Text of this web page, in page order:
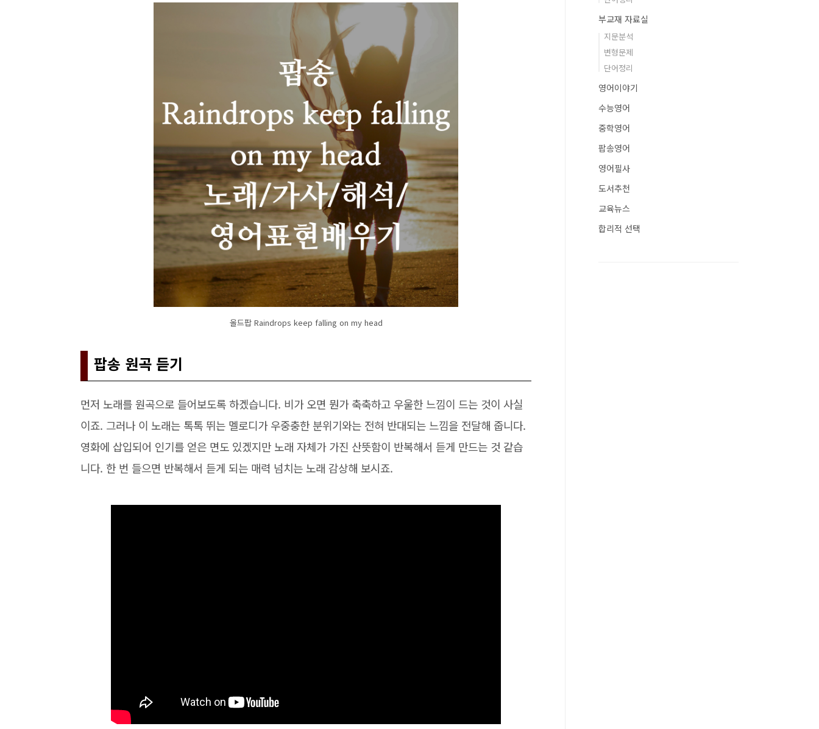
올드팝 Raindrops keep falling on my head
팝송 원곡 듣기
먼저 노래를 원곡으로 들어보도록 하겠습니다. 비가 오면 뭔가 축축하고 우울한 느낌이 드는 것이 사실
이죠. 그러나 이 노래는 톡톡 뛰는 멜로디가 우중충한 분위기와는 전혀 반대되는 느낌을 전달해 줍니다.
영화에 삽입되어 인기를 얻은 면도 있겠지만 노래 자체가 가진 산뜻함이 반복해서 듣게 만드는 것 같습
니다. 한 번 들으면 반복해서 듣게 되는 매력 넘치는 노래 감상해 보시죠.
부교재 자료실
지문분석
변형문제
단어정리
영어이야기
수능영어
중학영어
팝송영어
영어필사
도서추천
교육뉴스
합리적 선택